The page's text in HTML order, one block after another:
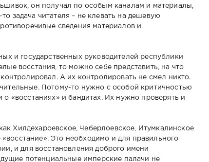
он получал по особым каналам и материалы,
задача читателя – не клевать на дешевую
сведения материалов и
и государственных руководителей республики
восстания, то можно себе представить, на что
А их контролировать не смел никто.
Потому-то нужно с особой критичностью
«восстаниях» и бандитах. Их нужно проверять и
Хилдехароевское, Чеберлоевское, Итумкалинское
Это необходимо и для правильного
и для восстановления доброго имени
потенциальные имперские палачи не
в Г1ансолчу ("Как
преследования в
Г1АНСОЛЧУ").
Совета Алимов
богослове
Саламхане из
Гордали. А.